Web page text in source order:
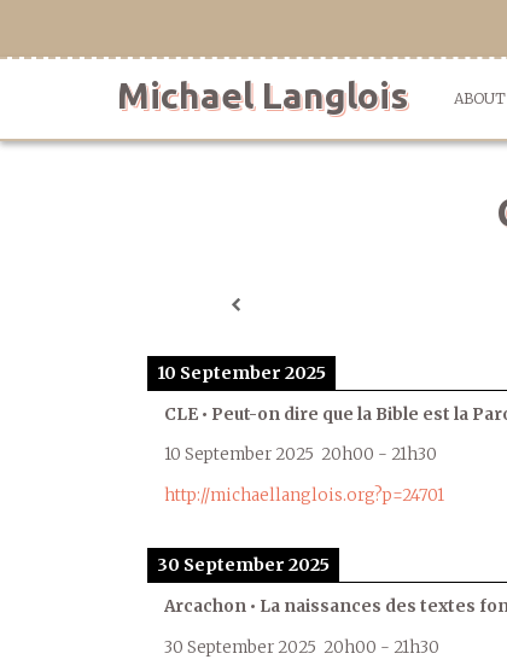
Michael Langlois
10 September 2025
CLE • Peut-on dire que la Bible est la
10 September 2025 20h00 - 21h30
http://michaellanglois.org?p=24701
30 September 2025
Arcachon • La naissances des textes
30 September 2025 20h00 - 21h30